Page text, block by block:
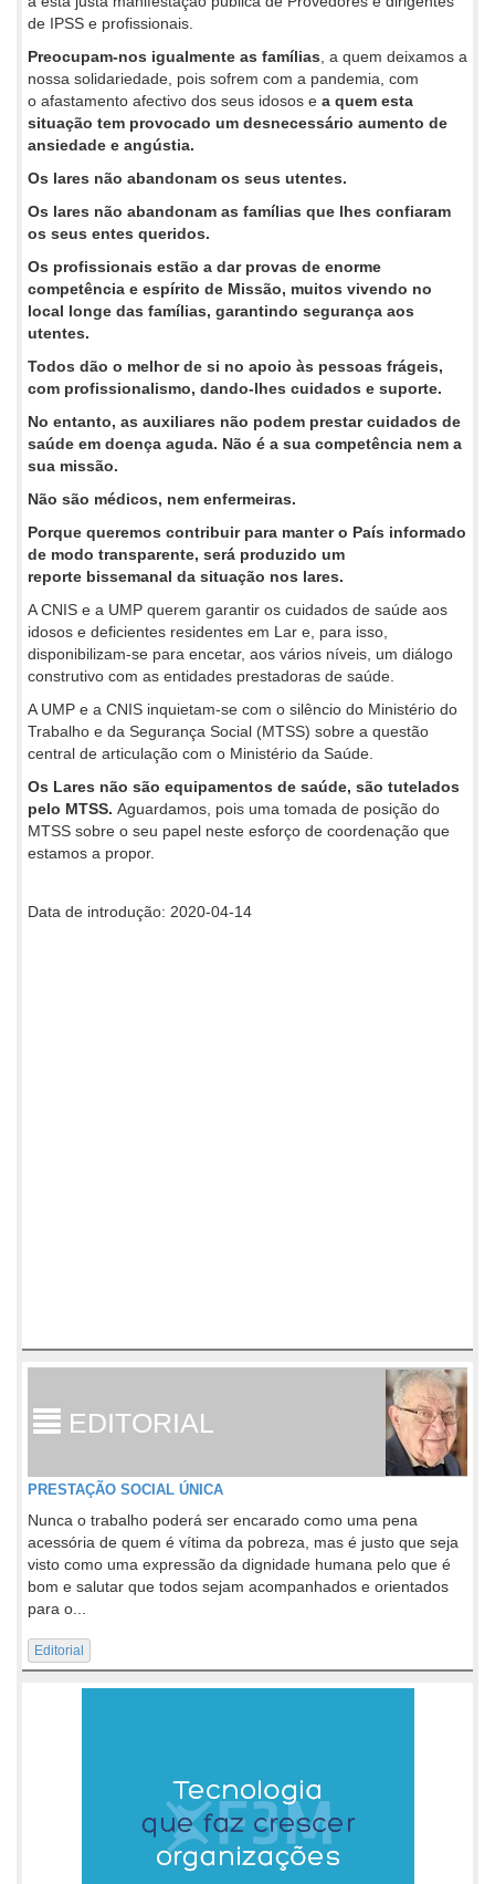
de IPSS e profissionais.
Preocupam-nos igualmente as famílias , a quem deixamos a
nossa solidariedade, pois sofrem com a pandemia, com
o afastamento afectivo dos seus idosos e a quem esta
situação tem provocado um desnecessário aumento de
ansiedade e angústia.
Os lares não abandonam os seus utentes.
Os lares não abandonam as famílias que lhes confiaram
os seus entes queridos.
Os profissionais estão a dar provas de enorme
competência e espírito de Missão, muitos vivendo no
local longe das famílias, garantindo segurança aos
utentes.
Todos dão o melhor de si no apoio às pessoas frágeis,
com profissionalismo, dando-lhes cuidados e suporte.
No entanto, as auxiliares não podem prestar cuidados de
saúde em doença aguda. Não é a sua competência nem a
sua missão.
Não são médicos, nem enfermeiras.
Porque queremos contribuir para manter o País informado
de modo transparente, será produzido um
reporte bissemanal da situação nos lares.
A CNIS e a UMP querem garantir os cuidados de saúde aos
idosos e deficientes residentes em Lar e, para isso,
disponibilizam-se para encetar, aos vários níveis, um diálogo
construtivo com as entidades prestadoras de saúde.
A UMP e a CNIS inquietam-se com o silêncio do Ministério do
Trabalho e da Segurança Social (MTSS) sobre a questão
central de articulação com o Ministério da Saúde.
Os Lares não são equipamentos de saúde, são tutelados
pelo MTSS. Aguardamos, pois uma tomada de posição do
MTSS sobre o seu papel neste esforço de coordenação que
estamos a propor.
Data de introdução: 2020-04-14
EDITORIAL
PRESTAÇÃO SOCIAL ÚNICA
Nunca o trabalho poderá ser encarado como uma pena
acessória de quem é vítima da pobreza, mas é justo que seja
visto como uma expressão da dignidade humana pelo que é
bom e salutar que todos sejam acompanhados e orientados
para o...
Editorial